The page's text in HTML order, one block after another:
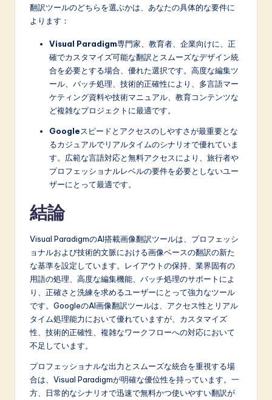
翻訳ツールのどちらを選ぶかは、あなたの具体的な要件に
よります：
Visual Paradigm専門家、教育者、企業向けに、正
確でカスタマイズ可能な翻訳とスムーズなデザイン統
合を必要とする場合、優れた選択です。高度な編集ツ
ール、バッチ処理、技術的正確性により、多言語マー
ケティング資料や技術マニュアル、教育コンテンツな
ど複雑なプロジェクトに最適です。
Googleスピードとアクセスのしやすさが最重要とな
るカジュアルでリアルタイムのシナリオで優れていま
す。広範な言語対応と無料アクセスにより、旅行者や
プロフェッショナルレベルの要件を必要としないユー
ザーにとって最適です。
結論
Visual ParadigmのAI搭載画像翻訳ツールは、プロフェッシ
ョナルおよび技術的文脈における画像ベースの翻訳の新た
な基準を設定しています。レイアウトの保持、業界固有の
用語の処理、高度な編集機能、バッチ処理のサポートによ
り、正確さと洗練を求めるユーザーにとって強力なツール
です。GoogleのAI画像翻訳ツールは、アクセス性とリアル
タイム処理能力において優れていますが、カスタマイズ
性、技術的正確性、複雑なワークフローへの対応において
不足しています。
プロフェッショナルな出力とスムーズな統合を重視する場
合は、Visual Paradigmが明確な優位性を持っています。一
方、日常的なシナリオで迅速で無料かつ使いやすい翻訳が